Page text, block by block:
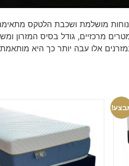
מושלמת ושכבת הלטקס
מרכזיים, גודל בסיס המזרון
אלו עבה יותר כך היא